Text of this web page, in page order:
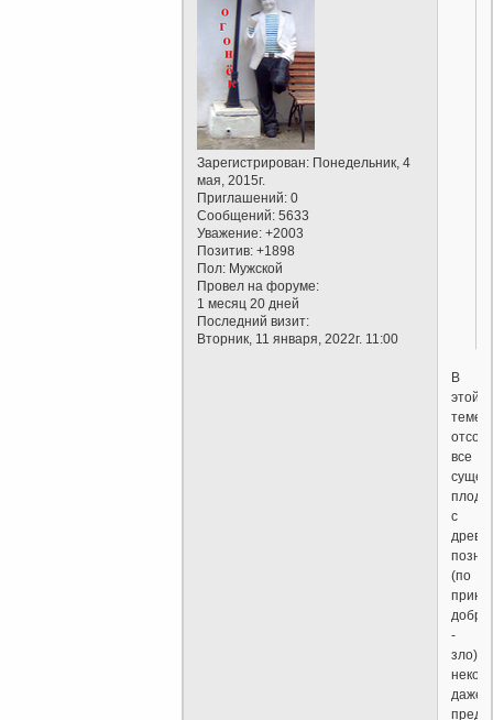
Зарегистрирован: Понедельник, 4
мая, 2015г.
Приглашений: 0
Сообщений: 5633
Уважение: +2003
Позитив: +1898
Пол: Мужской
Провел на форуме:
1 месяц 20 дней
Последний визит:
Вторник, 11 января, 2022г. 11:00
В
этой
теме
все
с
древа
(по
добро
-
зло),
даже